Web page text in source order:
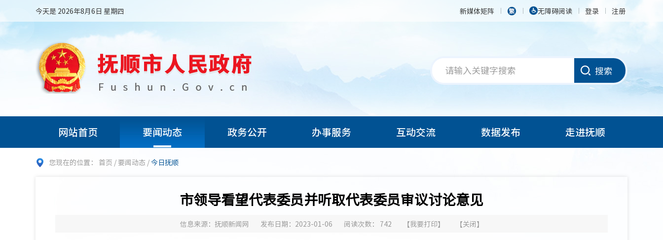
今天是 2026年8月6日 星期四 新媒体矩阵 无障碍阅读 登录 注册
搜索
网站首页 要闻动态 政务公开 办事服务 互动交流 数据发布 走进抚顺
您现在的位置： 首页 / 要闻动态 /今日抚顺
市领导看望代表委员并听取代表委员审议讨论意见
信息来源：抚顺新闻网 发布日期：2023-01-06 阅读次数： 742 【我要打印】 【关闭】